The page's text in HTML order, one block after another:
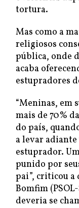
tortura.
Mas como a
religiosos
pública, onde
acaba
estupradores
“Meninas, em
mais de 70%
do país,
a levar
estuprador.
punido por
pai”, criticou a
Bomfim
deveria se